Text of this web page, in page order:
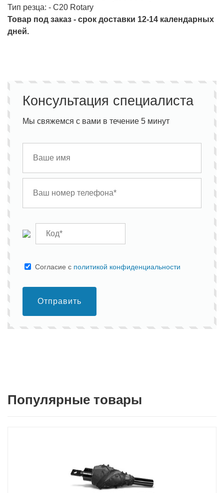
Тип резца: - C20 Rotary
Товар под заказ - срок доставки 12-14 календарных
дней.
Консультация специалиста
Мы свяжемся с вами в течение 5 минут
Cогласие с политикой конфиденциальности
Отправить
Популярные товары